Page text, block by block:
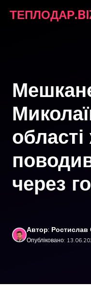
через
Автор: Ростислав
Опубліковано: